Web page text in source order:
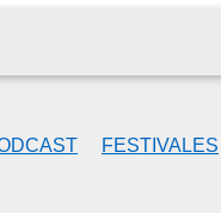
FESTIVALES